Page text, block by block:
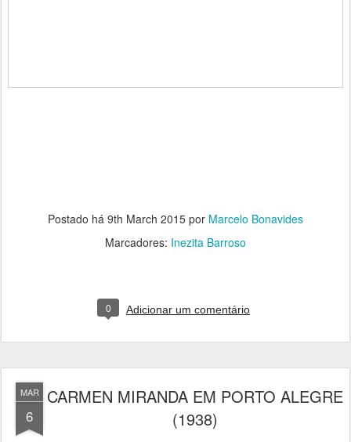
Postado há 9th March 2015 por Marcelo Bonavides
Marcadores: Inezita Barroso
0 Adicionar um comentário
MAR
6
CARMEN MIRANDA EM PORTO ALEGRE
(1938)